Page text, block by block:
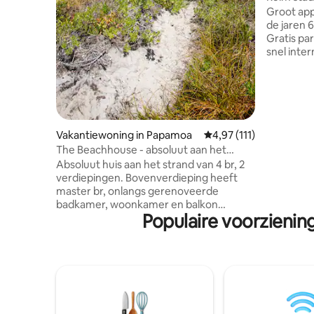
Vakantiewoning in Papamoa Gemiddelde
4,97 (111)
The Beachhouse - absoluut aan het
strand!
Absoluut huis aan het strand van 4 br, 2
verdiepingen. Bovenverdieping heeft
master br, onlangs gerenoveerde
badkamer, woonkamer en balkon
allemaal genieten van een prachtig
uitzicht gedurende de dag. Beneden
leidt binnen enkele seconden
rechtstreeks naar het strand. Rustieke
Groot
de jaren
Gratis
snel
Populaire